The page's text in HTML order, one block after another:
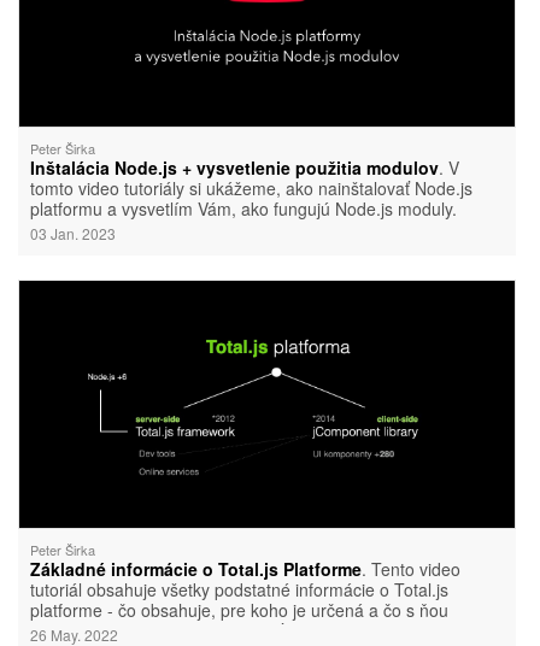
Peter Širka
Inštalácia Node.js + vysvetlenie použitia modulov. V
tomto video tutoriály si ukážeme, ako nainštalovať Node.js
platformu a vysvetlím Vám, ako fungujú Node.js moduly.
03 Jan. 2023
Peter Širka
Základné informácie o Total.js Platforme. Tento video
tutoriál obsahuje všetky podstatné informácie o Total.js
platforme - čo obsahuje, pre koho je určená a čo s ňou
môžete vo webovom vývoji urobiť. Viac informácií vo videu.
26 May. 2022